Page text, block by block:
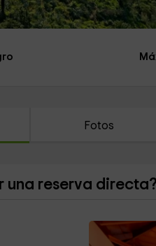
Fotos
una reserva directa?